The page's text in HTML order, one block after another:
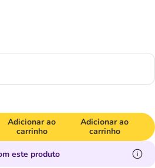
Adicionar ao
carrinho
Adicionar ao
carrinho
este produto